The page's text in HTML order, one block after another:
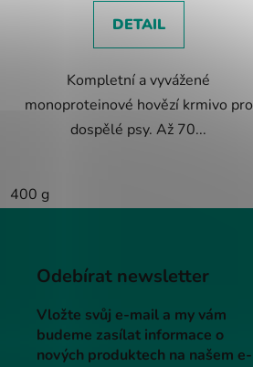
z
DETAIL
Kompletní a vyvážené
monoproteinové hovězí krmivo pro
dospělé psy. Až 70...
400 g
Odebírat newsletter
Vložte svůj e-mail a my vám
budeme zasílat informace o
nových produktech na našem e-